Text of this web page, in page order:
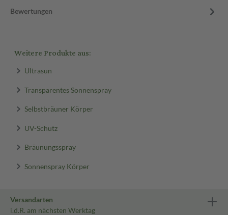
Bewertungen
Weitere Produkte aus:
Ultrasun
Transparentes Sonnenspray
Selbstbräuner Körper
UV-Schutz
Bräunungsspray
Sonnenspray Körper
Versandarten
i.d.R. am nächsten Werktag